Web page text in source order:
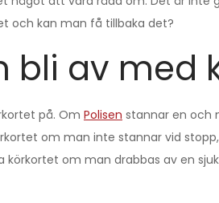
och kan man få tillbaka det?
bli av med
på. Om Polisen stannar en och
om man inte stannar vid
körkortet om man drabbas av en